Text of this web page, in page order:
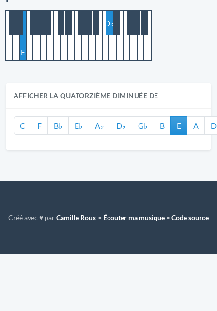
E
D♭
AFFICHER LA QUATORZIÈME DIMINUÉE DE
C F B♭ E♭ A♭ D♭ G♭ B E A D
Créé avec ♥ parCamille Roux • Écouter ma musique • Code source